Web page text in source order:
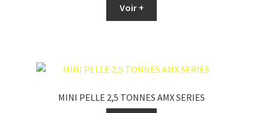
Voir +
MINI PELLE 2,5 TONNES AMX SERIES